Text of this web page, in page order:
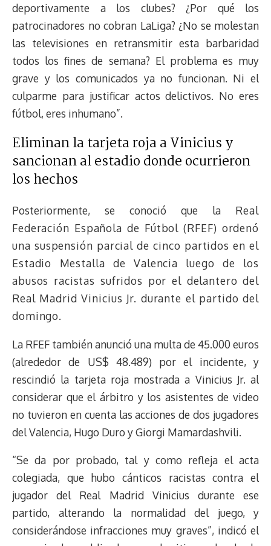
deportivamente a los clubes? ¿Por qué los
patrocinadores no cobran LaLiga? ¿No se molestan
las televisiones en retransmitir esta barbaridad
todos los fines de semana? El problema es muy
grave y los comunicados ya no funcionan. Ni el
culparme para justificar actos delictivos. No eres
fútbol, eres inhumano”.
Eliminan la tarjeta roja a Vinicius y
sancionan al estadio donde ocurrieron
los hechos
Posteriormente, se conoció que laReal
Federación Española de Fútbol (RFEF) ordenó
una suspensión parcial de cinco partidos en el
Estadio Mestalla de Valencia luego de los
abusos racistas sufridos por el delantero del
Real Madrid Vinicius Jr. durante el partido del
domingo.
La RFEF también anunció una multa de 45.000 euros
(alrededor de US$ 48.489) por el incidente, y
rescindió la tarjeta roja mostrada a Vinicius Jr. al
considerar que el árbitro y los asistentes de video
no tuvieron en cuenta las acciones de dos jugadores
del Valencia, Hugo Duro y Giorgi Mamardashvili.
“Se da por probado, tal y como refleja el acta
colegiada, que hubo cánticos racistas contra el
jugador del Real Madrid Vinicius durante ese
partido, alterando la normalidad del juego, y
considerándose infracciones muy graves”, indicó el